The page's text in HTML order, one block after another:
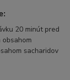
20 minút pred
sacharidov